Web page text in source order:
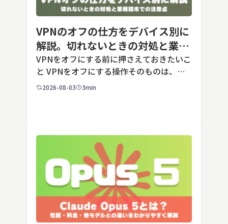
VPNのオフの仕方をデバイス別に
解説。切れないときの対処と業務
端末での注意点
VPNをオフにする前に押さえておきたいこ
と VPNをオフにする操作そのものは、ど
の端末でも数タップから数クリックで完了
2026-08-03 3min